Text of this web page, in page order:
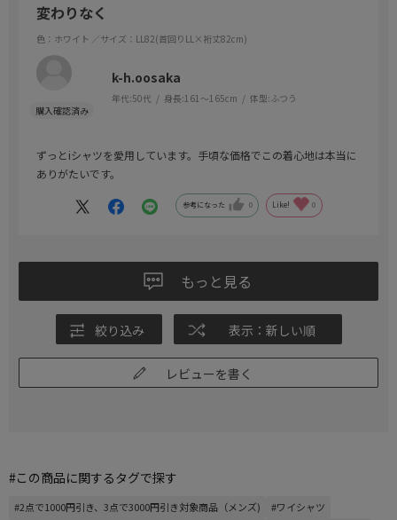
変わりなく
色：ホワイト ／サイズ：LL82(首回りLL×裄丈82cm)
k-h.oosaka
年代:50代 身長:161～165cm 体型:ふつう
ずっとiシャツを愛用しています。手頃な価格でこの着心地は本当に
ありがたいです。
参考になった 0 Like! 0
もっと見る
絞り込み 表示：新しい順
レビューを書く
#この商品に関するタグで探す
#2点で1000円引き、3点で3000円引き対象商品（メンズ)
#ワイシャツ